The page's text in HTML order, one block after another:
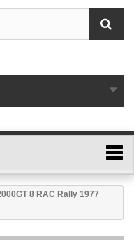
8 RAC Rally 1977